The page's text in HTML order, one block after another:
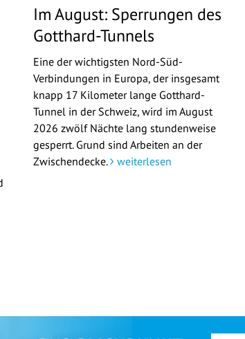
Im August: Sperrungen des
Gotthard-Tunnels
Eine der wichtigsten Nord-Süd-
Verbindungen in Europa, der insgesamt
knapp 17 Kilometer lange Gotthard-
Tunnel in der Schweiz, wird im August
2026 zwölf Nächte lang stundenweise
gesperrt. Grund sind Arbeiten an der
Zwischendecke. weiterlesen